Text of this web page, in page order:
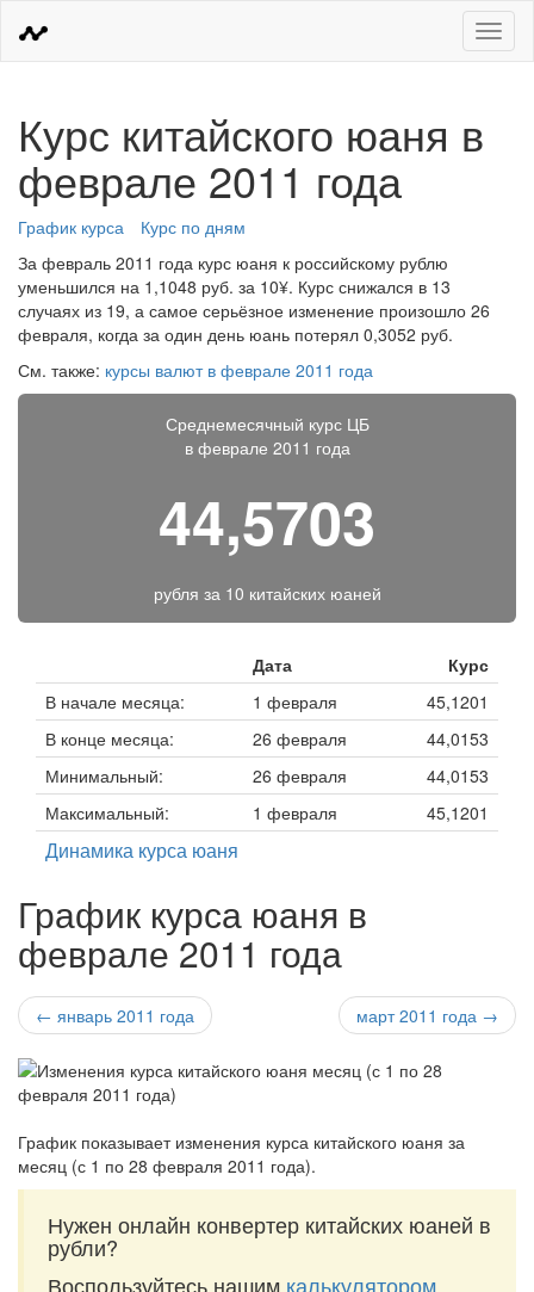
Меню
Курс китайского юаня в
феврале 2011 года
График курса
Курс по дням
За февраль 2011 года курс юаня к российскому рублю
уменьшился на 1,1048 руб. за 10¥. Курс снижался в 13
случаях из 19, а самое серьёзное изменение произошло 26
февраля, когда за один день юань потерял 0,3052 руб.
См. также: курсы валют в феврале 2011 года
Среднемесячный курс ЦБ
в феврале 2011 года
44,5703
рубля за 10 китайских юаней
Дата
Курс
В начале месяца:
1 февраля
45,1201
В конце месяца:
26 февраля
44,0153
Минимальный:
26 февраля
44,0153
Максимальный:
1 февраля 45,1201
Динамика курса юаня
График курса юаня в
феврале 2011 года
← январь 2011 года март 2011 года →
График показывает изменения курса китайского юаня за
месяц (с 1 по 28 февраля 2011 года).
Нужен онлайн конвертер китайских юаней в
рубли?
Воспользуйтесь нашим калькулятором